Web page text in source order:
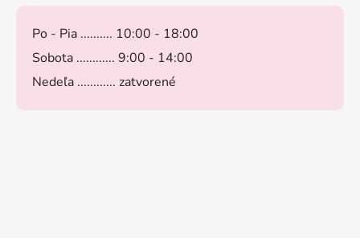
Po - Pia .......... 10:00 - 18:00
Sobota ............ 9:00 - 14:00
Nedeľa ............ zatvorené